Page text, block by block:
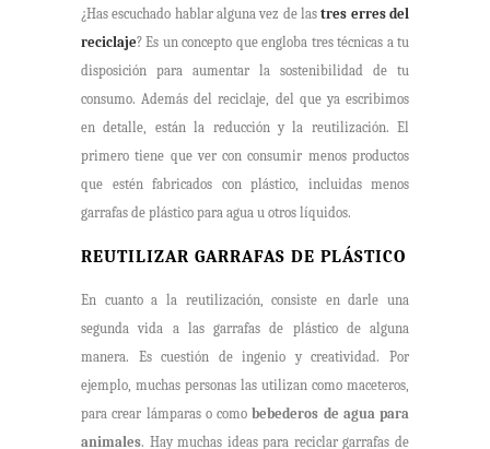
¿Has escuchado hablar alguna vez de lastres erres del
reciclaje? Es un concepto que engloba tres técnicas a tu
disposición para aumentar la sostenibilidad de tu
consumo. Además del reciclaje, del que ya escribimos
en detalle, están la reducción y la reutilización. El
primero tiene que ver con consumir menos productos
que estén fabricados con plástico, incluidas menos
garrafas de plástico para agua u otros líquidos.
REUTILIZAR GARRAFAS DE PLÁSTICO
En cuanto a la reutilización, consiste en darle una
segunda vida a las garrafas de plástico de alguna
manera. Es cuestión de ingenio y creatividad. Por
ejemplo, muchas personas las utilizan como maceteros,
para crear lámparas o comobebederos de agua para
animales. Hay muchas ideas para reciclar garrafas de